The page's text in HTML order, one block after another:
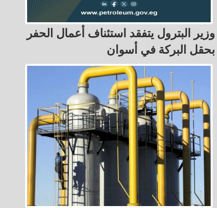
وزير البترول يتفقد استئناف أعمال الحفر
بحقل البركة في أسوان